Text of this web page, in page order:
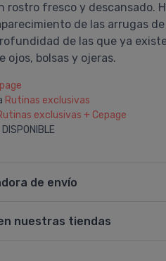
rostro fresco y descansado.
de las arrugas
de las que ya
ojos, bolsas y ojeras.
Rutinas exclusivas
exclusivas + Cepage
DISPONIBLE
de envío
nuestras tiendas